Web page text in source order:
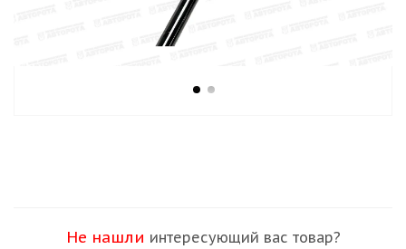
Не нашли интересующий вас товар?